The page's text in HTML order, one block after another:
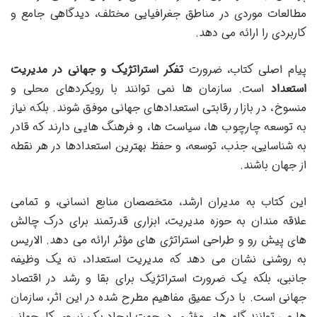
مطالعات موردی در مناطق جغرافیایی مختلف، دیدگاهی جامع و
کاربردی را ارائه می دهد.
پیام اصلی کتاب، ضرورتتفکر استراتژیک و جهانی در مدیریت
استعداد است. سازمان ها نمی توانند با رویکردهای محلی و
منسوخ، در بازار رقابتی استعدادهای جهانی موفق شوند. بلکه نیاز
به توسعه چارچوب ها، سیاست ها، و فرهنگ هایی دارند که قادر
به شناسایی، جذب، توسعه، و حفظ بهترین استعدادها در هر نقطه
از جهان باشند.
این کتاب به مدیران ارشد، متخصصان منابع انسانی، و تمامی
علاقه مندان به حوزه مدیریت، ابزاری قدرتمند برای درک چالش
های پیش رو و طراحی استراتژی های مؤثر ارائه می دهد. الاریس
به روشنی نشان می دهد که مدیریت استعداد، نه یک وظیفه
جانبی، بلکه یک ضرورت استراتژیک برای بقا و رشد در اقتصاد
جهانی است. با درک عمیق مفاهیم مطرح شده در این اثر، سازمان